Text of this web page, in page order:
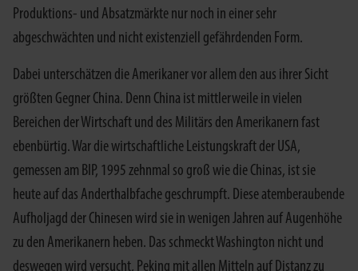
Produktions- und Absatzmärkte nur noch in einer sehr
abgeschwächten und nicht existenziell gefährdenden Form.
Dabei unterschätzen die Amerikaner vor allem den aus ihrer Sicht
größten Gegner China. Denn China ist mittlerweile in vielen
Bereichen der Wirtschaft und des Militärs den Amerikanern fast
ebenbürtig. War die wirtschaftliche Leistungskraft der USA,
gemessen am BIP, 1995 zehnmal so groß wie die Chinas, ist sie
heute auf das Anderthalbfache geschrumpft. Diese atemberaubende
Aufholjagd der Chinesen wird sie in wenigen Jahren auf Augenhöhe
zu den Amerikanern heben. Das schmeckt Washington nicht und
deswegen wird versucht, Peking mit allen Mitteln auf Distanz zu